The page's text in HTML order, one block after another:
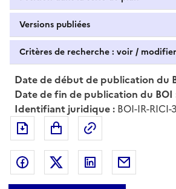
Versions publiées
Critères de recherche : voir / modifier
Date de début de publication du
Date de fin de publication du BOI
Identifiant juridique : BOI-IR-RICI-
Exporter le document au
Partager sur Facebook
Partager sur Twitter
Partager sur